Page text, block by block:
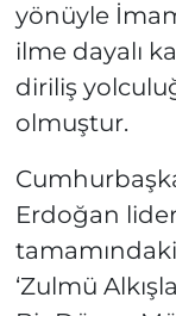
yönüyle
ilme dayalı
diriliş
olmuştur.
Erdoğan
‘Zulmü